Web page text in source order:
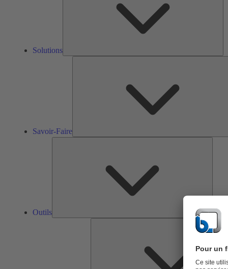
Solutions
Savoir-Faire
Outils